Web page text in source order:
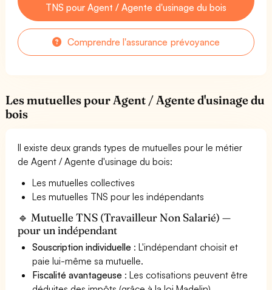
TNS pour Agent / Agente d'usinage du bois
Comprendre l'assurance prévoyance
Les mutuelles pour Agent / Agente d'usinage du
bois
Il existe deux grands types de mutuelles pour le métier
de Agent / Agente d'usinage du bois:
Les mutuelles collectives
Les mutuelles TNS pour les indépendants
🔹 Mutuelle TNS (Travailleur Non Salarié) —
pour un indépendant
Souscription individuelle : L'indépendant choisit et
paie lui-même sa mutuelle.
Fiscalité avantageuse : Les cotisations peuvent être